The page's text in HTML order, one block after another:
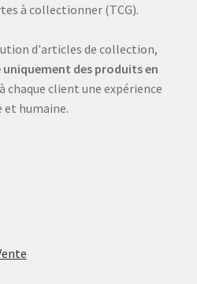
à collectionner (TCG).
d'articles de collection,
uniquement des produits en
chaque client une expérience
humaine.